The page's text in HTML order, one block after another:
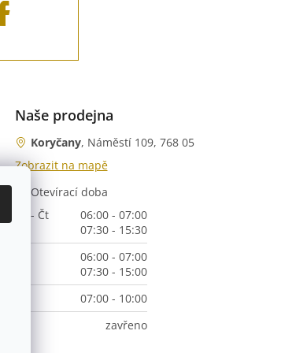
Naše prodejna
Koryčany, Náměstí 109, 768 05
Zobrazit na mapě
Otevírací doba
Po - Čt
06:00 - 07:00
07:30 - 15:30
06:00 - 07:00
07:30 - 15:00
07:00 - 10:00
zavřeno